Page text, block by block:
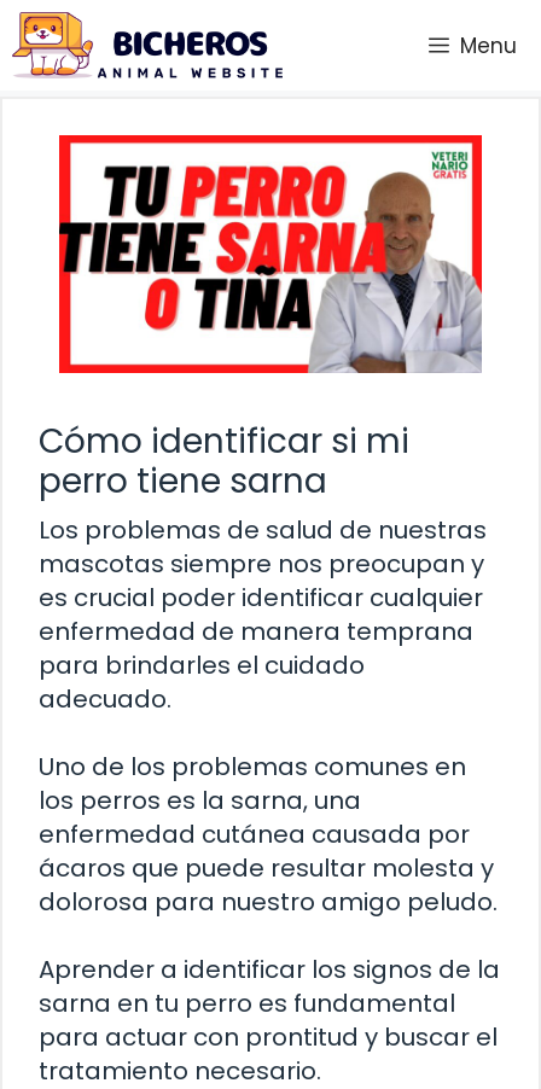
Saltar
al
contenido
Menu
Cómo identificar si mi
perro tiene sarna
Los problemas de salud de nuestras
mascotas siempre nos preocupan y
es crucial poder identificar cualquier
enfermedad de manera temprana
para brindarles el cuidado
adecuado.
Uno de los problemas comunes en
los perros es la sarna, una
enfermedad cutánea causada por
ácaros que puede resultar molesta y
dolorosa para nuestro amigo peludo.
Aprender a identificar los signos de la
sarna en tu perro es fundamental
para actuar con prontitud y buscar el
tratamiento necesario.